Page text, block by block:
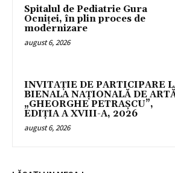
Spitalul de Pediatrie Gura
Ocniței, în plin proces de
modernizare
august 6, 2026
INVITAȚIE DE PARTICIPARE
BIENALA NAȚIONALĂ DE
„GHEORGHE PETRAȘCU”,
EDIŢIA A XVIII-A, 2026
august 6, 2026